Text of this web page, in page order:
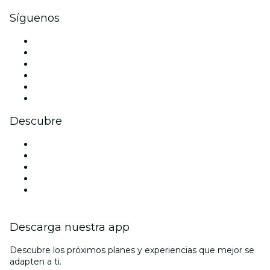
Síguenos
Descubre
Descarga nuestra app
Descubre los próximos planes y experiencias que mejor se
adapten a ti.